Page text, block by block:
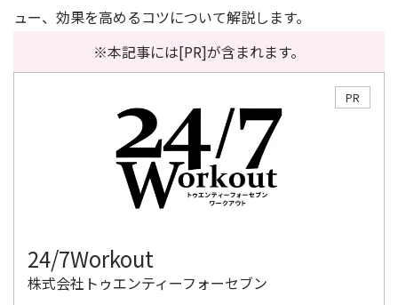
ュー、効果を高めるコツについて解説します。
※本記事には[PR]が含まれます。
24/7Workout
株式会社トゥエンティーフォーセブン
PR